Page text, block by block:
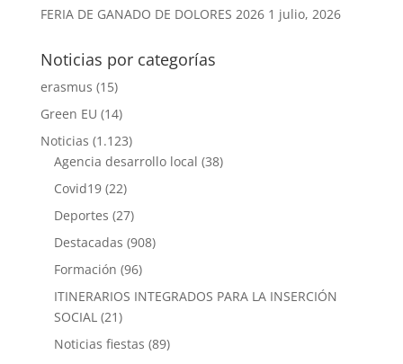
FERIA DE GANADO DE DOLORES 2026 1 julio, 2026
Noticias por categorías
erasmus (15)
Green EU (14)
Noticias (1.123)
Agencia desarrollo local (38)
Covid19(22)
Deportes (27)
Destacadas (908)
Formación (96)
ITINERARIOS INTEGRADOS PARA LA INSERCIÓN
SOCIAL(21)
Noticias fiestas (89)